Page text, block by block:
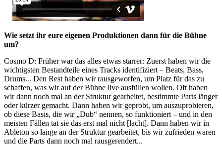
Wie setzt ihr eure eigenen Produktionen dann für die Bühne
um?
Cosmo D: Früher war das alles etwas starrer: Zuerst haben wir die
wichtigsten Bestandteile eines Tracks identifiziert – Beats, Bass,
Drums... Den Rest haben wir rausgeworfen, um Platz für das zu
schaffen, was wir auf der Bühne live ausfüllen wollen. Oft haben
wir dann noch mal an der Struktur gearbeitet, bestimmte Parts länger
oder kürzer gemacht. Dann haben wir geprobt, um auszuprobieren,
ob diese Basis, die wir „Dub“ nennen, so funktioniert – und in den
meisten Fällen tat sie das erst mal nicht [lacht]. Dann haben wir in
Ableton so lange an der Struktur gearbeitet, bis wir zufrieden waren
und die Parts dann noch mal rausgerendert...